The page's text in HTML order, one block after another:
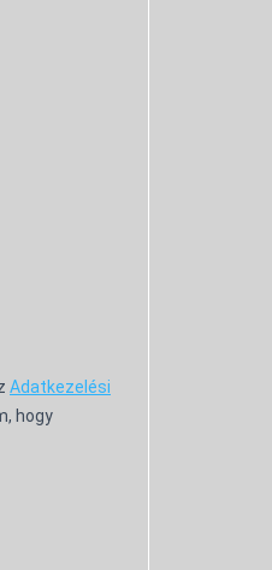
Adatkezelési
hogy